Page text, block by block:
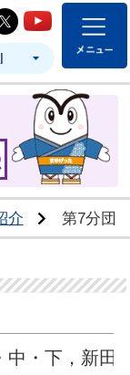
LINE
公式Instagram
市公式
結城市公式
結城市
介 第7分団
中・下，新